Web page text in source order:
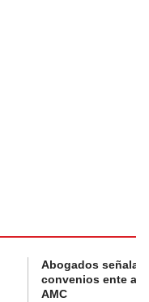
Abogados
convenios ente
AMC